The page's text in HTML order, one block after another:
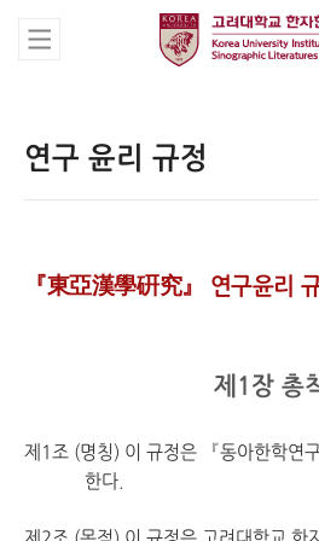
연구 윤리 규정
『東亞漢學硏究』 연구윤리
제1장 총
제1조 (명칭) 이 규정은 『동아한학연
한다.